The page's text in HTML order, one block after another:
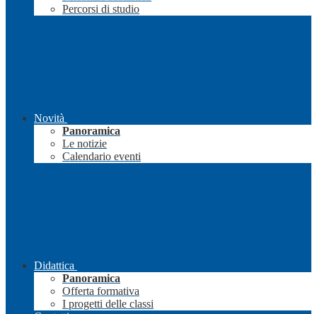
Percorsi di studio
Novità
Panoramica
Le notizie
Calendario eventi
Didattica
Panoramica
Offerta formativa
I progetti delle classi